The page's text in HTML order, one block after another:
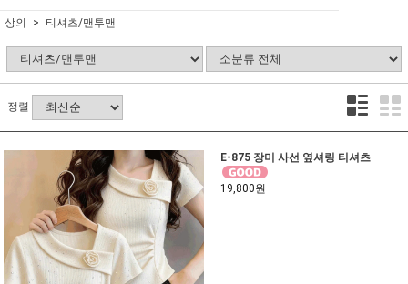
상의 티셔츠/맨투맨
정렬
E-875 장미 사선 옆셔링 티셔츠
19,800원